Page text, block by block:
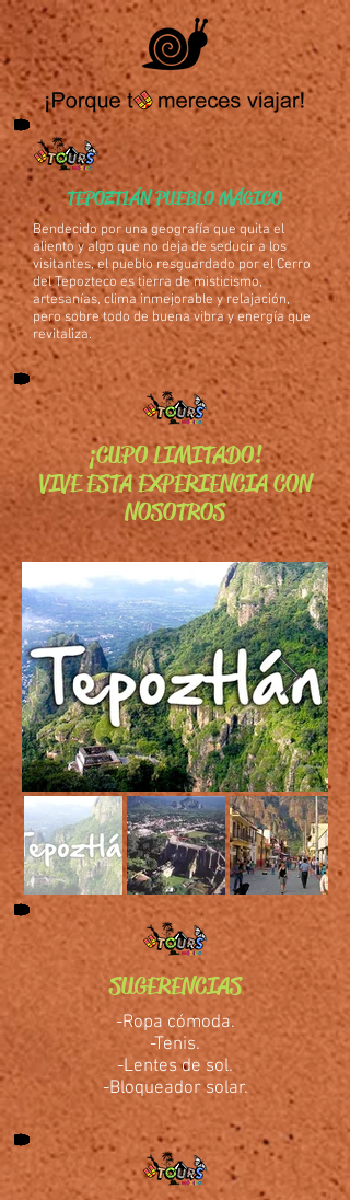
TEPOZTLÁN PUEBLO MÁGICO
Bendecido por una geografía que quita el
aliento y algo que no deja de seducir a los
visitantes, el pueblo resguardado por el Cerro
del Tepozteco es tierra de misticismo,
artesanías, clima inmejorable y relajación,
pero sobre todo de buena vibra y energía que
revitaliza.
¡CUPO LIMITADO!
VIVE ESTA EXPERIENCIA CON
NOSOTROS
SUGERENCIAS
-Ropa cómoda.
-Tenis.
-Lentes de sol.
-Bloqueador solar.